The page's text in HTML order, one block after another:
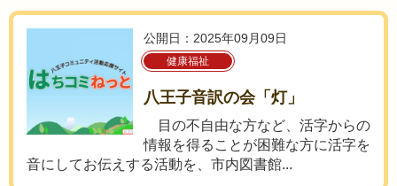
公開日：2025年09月09日
健康福祉
八王子音訳の会「灯」
目の不自由な方など、活字からの
情報を得ることが困難な方に活字を
音にしてお伝えする活動を、市内図書館...